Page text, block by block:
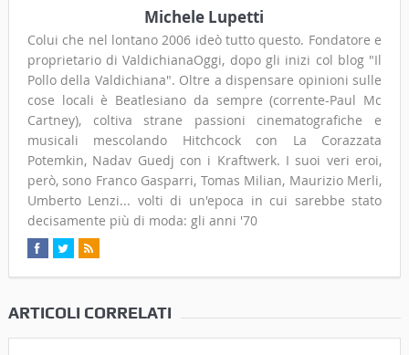
Michele Lupetti
Colui che nel lontano 2006 ideò tutto questo. Fondatore e
proprietario di ValdichianaOggi, dopo gli inizi col blog "Il
Pollo della Valdichiana". Oltre a dispensare opinioni sulle
cose locali è Beatlesiano da sempre (corrente-Paul Mc
Cartney), coltiva strane passioni cinematografiche e
musicali mescolando Hitchcock con La Corazzata
Potemkin, Nadav Guedj con i Kraftwerk. I suoi veri eroi,
però, sono Franco Gasparri, Tomas Milian, Maurizio Merli,
Umberto Lenzi... volti di un'epoca in cui sarebbe stato
decisamente più di moda: gli anni '70
ARTICOLI CORRELATI